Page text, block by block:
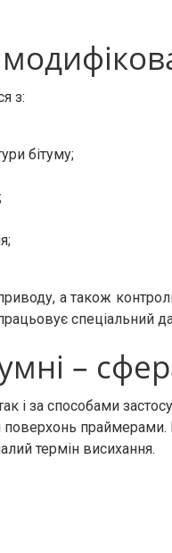
з:
бітуму;
а також
спеціальний
–
і за способами
термін висихання.